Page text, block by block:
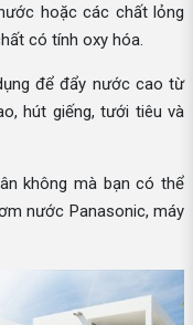
hoặc các chất lỏng
có tính oxy hóa.
để đẩy nước cao từ
hút giếng, tưới tiêu và
không mà bạn có thể
nước Panasonic, máy